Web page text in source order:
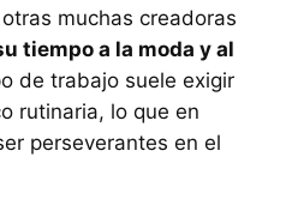
muchas creadoras
tiempo a la moda y al
de trabajo suele exigir
rutinaria, lo que en
perseverantes en el